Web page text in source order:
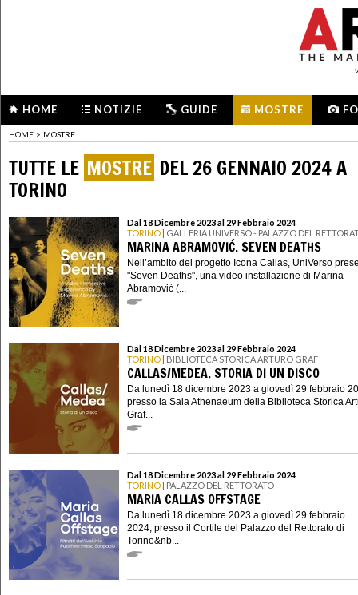
HOME NOTIZIE GUIDE MOSTRE
HOME > MOSTRE
TUTTE LE MOSTRE DEL 26 GENNAIO 2024 A
TORINO
Dal 18 Dicembre 2023 al 29 Febbraio 2024
TORINO | GALLERIA UNIVERSO - PALAZZO DEL
MARINA ABRAMOVIĆ. SEVEN DEATHS
Nell’ambito del progetto Icona Callas, UniVerso
"Seven Deaths", una video installazione di Marina
Abramović (...
Dal 18 Dicembre 2023 al 29 Febbraio 2024
TORINO | BIBLIOTECA STORICA ARTURO GRAF
CALLAS/MEDEA. STORIA DI UN DISCO
Da lunedì 18 dicembre 2023 a giovedì 29 febbraio
presso la Sala Athenaeum della Biblioteca Storica
Graf...
Dal 18 Dicembre 2023 al 29 Febbraio 2024
TORINO | PALAZZO DEL RETTORATO
MARIA CALLAS OFFSTAGE
Da lunedì 18 dicembre 2023 a giovedì 29 febbraio
2024, presso il Cortile del Palazzo del Rettorato di
Torino&nb...